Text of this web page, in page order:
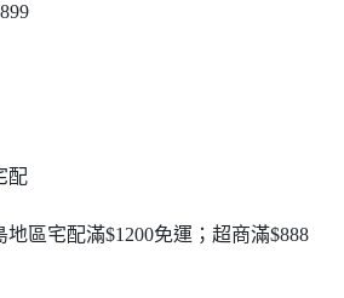
配
區宅配滿$1200免運；超商滿$888